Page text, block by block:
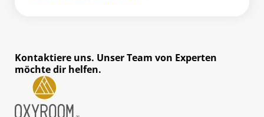
Kontaktiere uns. Unser Team von Experten
möchte dir helfen.